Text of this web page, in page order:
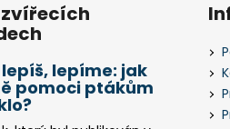
zvířecích
lepíme: jak
pomoci ptákům